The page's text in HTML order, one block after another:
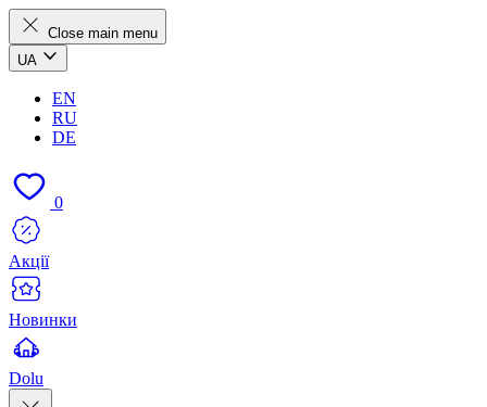
Close main menu
UA
EN
RU
DE
0
Акції
Новинки
Dolu